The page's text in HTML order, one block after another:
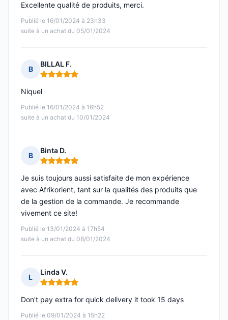
Publié le 16/01/2024 à 23h33
suite à un achat du 05/01/2024
Excellente qualité de produits, merci.
B
BILLAL F.
Note : 5 sur 5
Publié le 16/01/2024 à 16h52
suite à un achat du 10/01/2024
Niquel
B
Binta D.
Note : 5 sur 5
Publié le 13/01/2024 à 17h54
suite à un achat du 08/01/2024
Je suis toujours aussi satisfaite de mon expérience
avec Afrikorient, tant sur la qualités des produits que
de la gestion de la commande. Je recommande
vivement ce site!
L
Linda V.
Note : 5 sur 5
Publié le 09/01/2024 à 15h22
Don't pay extra for quick delivery it took 15 days